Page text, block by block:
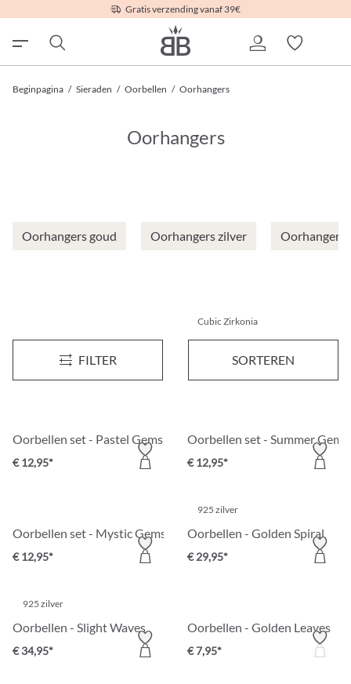
Gratis verzending vanaf 39€
Beginpagina / Sieraden / Oorbellen / Oorhangers
Oorhangers
Oorhangers goud Oorhangers zilver Oorhangers
FILTER SORTEREN
Oorbellen - Antique Tears
Cubic Zirkonia
Oorbellen - Zirconia
Oorbellen set - Pastel Gems
€ 12,95*
Oorbellen set - Summer Gems
€ 12,95*
Oorbellen set - Mystic Gems
€ 12,95*
925 zilver
Oorbellen - Golden Spiral
€ 29,95*
925 zilver
Oorbellen - Slight Waves
€ 34,95*
Oorbellen - Golden Leaves
€ 7,95*